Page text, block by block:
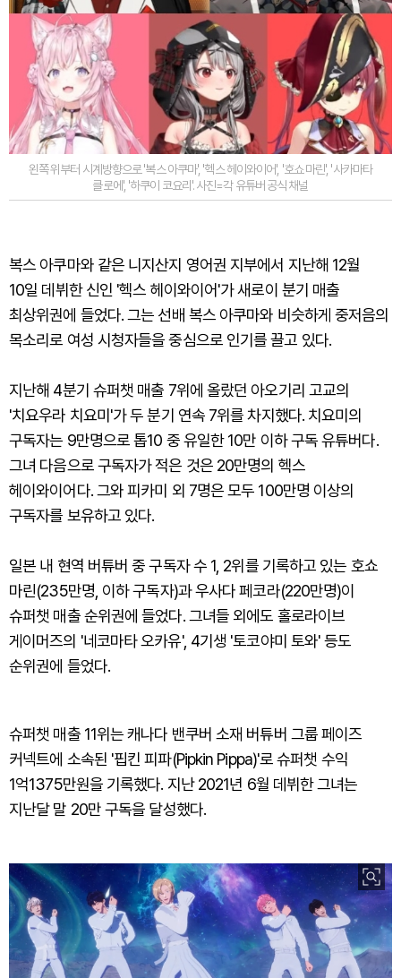
왼쪽 위부터 시계방향으로 '복스 아쿠마', '헥스 헤이와이어', '호쇼 마린', '사카마타
클로에', '하쿠이 코요리'. 사진=각 유튜버 공식 채널
복스 아쿠마와 같은 니지산지 영어권 지부에서 지난해 12월
10일 데뷔한 신인 '헥스 헤이와이어'가 새로이 분기 매출
최상위권에 들었다. 그는 선배 복스 아쿠마와 비슷하게 중저음의
목소리로 여성 시청자들을 중심으로 인기를 끌고 있다.
지난해 4분기 슈퍼챗 매출 7위에 올랐던 아오기리 고교의
'치요우라 치요미'가 두 분기 연속 7위를 차지했다. 치요미의
구독자는 9만명으로 톱10 중 유일한 10만 이하 구독 유튜버다.
그녀 다음으로 구독자가 적은 것은 20만명의 헥스
헤이와이어다. 그와 피카미 외 7명은 모두 100만명 이상의
구독자를 보유하고 있다.
일본 내 현역 버튜버 중 구독자 수 1, 2위를 기록하고 있는 호쇼
마린(235만명, 이하 구독자)과 우사다 페코라(220만명)이
슈퍼챗 매출 순위권에 들었다. 그녀들 외에도 홀로라이브
게이머즈의 '네코마타 오카유', 4기생 '토코야미 토와' 등도
순위권에 들었다.
슈퍼챗 매출 11위는 캐나다 밴쿠버 소재 버튜버 그룹 페이즈
커넥트에 소속된 '핍킨 피파(Pipkin Pippa)'로 슈퍼챗 수익
1억1375만원을 기록했다. 지난 2021년 6월 데뷔한 그녀는
지난달 말 20만 구독을 달성했다.